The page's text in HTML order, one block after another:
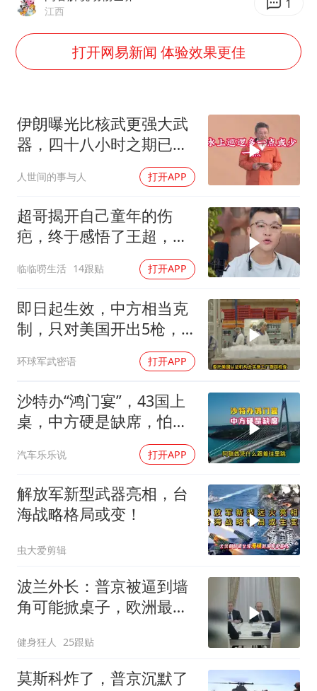
男孩参加珠心算比赛气定神闲
制冰厂工人旺季能月入一万三
江西
打开网易新闻 体验效果更佳
伊朗曝光比核武更强大武
器，四十八小时之期已
人世间的事与人 打开APP
超哥揭开自己童年的伤
疤，终于感悟了王超，他
决定接妈妈回来养老
临临唠生活 14跟贴 打开APP
即日起生效，中方相当克
制，只对美国开出5枪，
环球军武密语 打开APP
沙特办“鸿门宴”，43国上
桌，中方硬是缺席，怕得
汽车乐乐说 打开APP
解放军新型武器亮相，台
海战略格局或变！
虫大爱剪辑
波兰外长：普京被逼到墙
角可能掀桌子，欧洲最担
健身狂人 25跟贴
莫斯科炸了，普京沉默了